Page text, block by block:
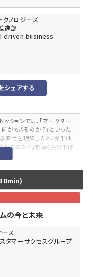
ノロジーズ
進部
driven business
シェアする
ションでは、「マーケター
ができるのか？」といった
要性を理解したと、後半は
わるのか？」を深く掘り下げ
マーケティング責任者。
日本コカ・コーラ、西友、ド
を社で経験。うち、西友、
月より現職。イトーヨーカ堂
府系数部局でコミュニケー
ンファレンス・イベントなど
に「幸せをつかむ戦略」（日
お気に入りは「色即是空、
の今と未来
ス
マーサクセスグループ